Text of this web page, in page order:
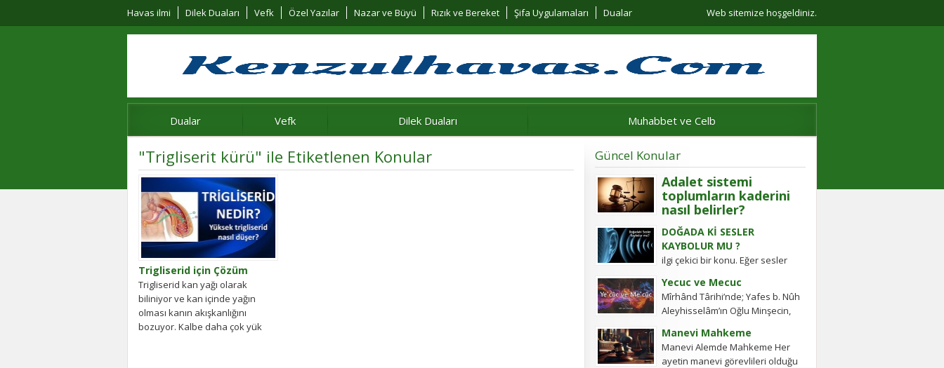
Havas ilmi Dilek Duaları Vefk Özel Yazılar Nazar ve Büyü Rızık ve Bereket Şifa Uygulamaları Dualar Web sitemize hoşgeldiniz.
Dualar Vefk Dilek Duaları Muhabbet ve Celb
"Trigliserit kürü" ile Etiketlenen Konular
Trigliserid için Çözüm
Trigliserid kan yağı olarak
biliniyor ve kan içinde yağın
olması kanın akışkanlığını
bozuyor. Kalbe daha çok yük
Güncel Konular
Adalet sistemi
toplumların kaderini
nasıl belirler?
Adalet sistemi güçlü olmayan
ülkelerde halkın değişim gücü
tarihten bugüne toplumsal
hareketleri şekillendirdi. Detayları
keşfedin!
DOĞADA Kİ SESLER
KAYBOLUR MU ?
ilgi çekici bir konu. Eğer sesler
sonra ulaşabilmek mümkün
müdür? Tübitak’a sormuşlar,
cevap vermiş. Soru: Ses bir...
Yecuc ve Mecuc
Mîrhând Târihi’nde; Yafes b. Nûh
Aleyhisselâm’ın Oğlu Minşecin,
Olup, Yafes’in Evlâdı Âleme
Dağıldıkta, Bunlar...
Manevi Mahkeme
Manevi Alemde Mahkeme Her
ayetin manevi görevlileri olduğu